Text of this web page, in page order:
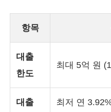
항목
대출
한도
최대 5억 원
대출
최저 연